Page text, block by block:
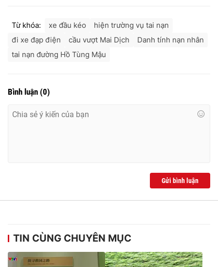
thông tin từ website này.
Từ khóa: xe đầu kéo
hiện trường vụ tai nạn
đi xe đạp điện
cầu vượt Mai Dịch
Danh tính nạn nhân
tai nạn đường Hồ Tùng Mậu
Bình luận (0)
Gửi bình luận
TIN CÙNG CHUYÊN MỤC